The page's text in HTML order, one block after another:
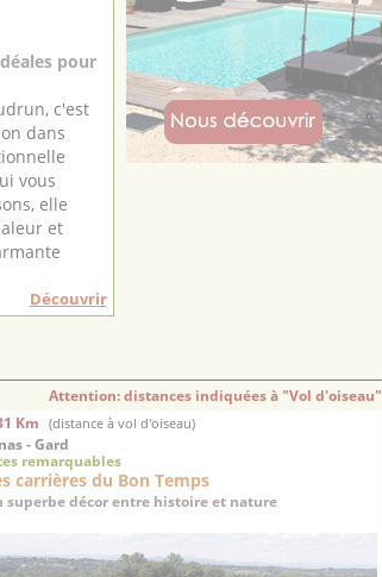
pour
c'est
dans
vous
elle
et
Découvrir
Attention: distances indiquées à "Vol d'oiseau"
Km (distance à vol d'oiseau)
- Gard
remarquables
carrières du Bon Temps
superbe décor entre histoire et nature